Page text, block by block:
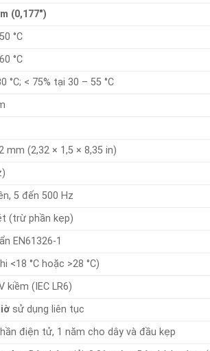
(0,177″)
°C
°C
°C; < 75% tại 30 – 55 °C
mm (2,32 × 1,5 × 8,35 in)
5 đến 500 Hz
(trừ phần kẹp)
EN61326-1
<18 °C hoặc >28 °C)
kiềm (IEC LR6)
sử dụng liên tục
điện tử, 1 năm cho dây và đầu kẹp